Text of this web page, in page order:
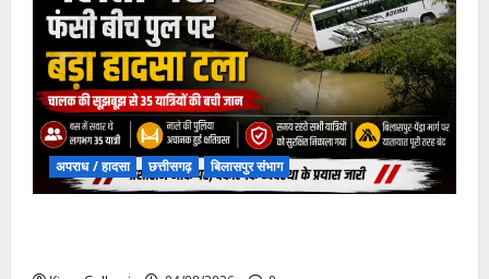
अपराध / हादसा छत्तीसगढ़ बिलासपुर संभाग